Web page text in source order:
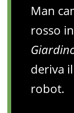
Man
rosso
deriva
robot.